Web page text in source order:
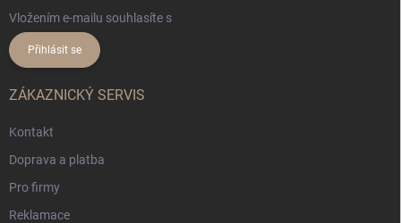
Vložením e-mailu souhlasíte s
Přihlásit se
ZÁKAZNICKÝ SERVIS
Kontakt
Doprava a platba
Pro firmy
Reklamace